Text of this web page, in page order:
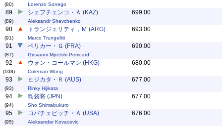
(80) Lorenzo Sonego
89
(89)
シェフチェンコ・Ａ (KAZ)
Aleksandr Shevchenko
699.00
90
(91)
トランジェリティ，Ｍ (ARG)
Marco Trungelliti
693.00
91
(87)
ペリカー・Ｇ (FRA)
Giovanni Mpetshi Perricard
690.00
92
(108)
ウォン・コールマン (HKG)
Coleman Wong
680.00
93
(93)
ヒジカタ・Ｒ (AUS)
Rinky Hijikata
677.00
94
(94)
島袋将 (JPN)
Sho Shimabukuro
677.00
95
(95)
コバチェビッチ・Ａ (USA)
Aleksandar Kovacevic
676.00